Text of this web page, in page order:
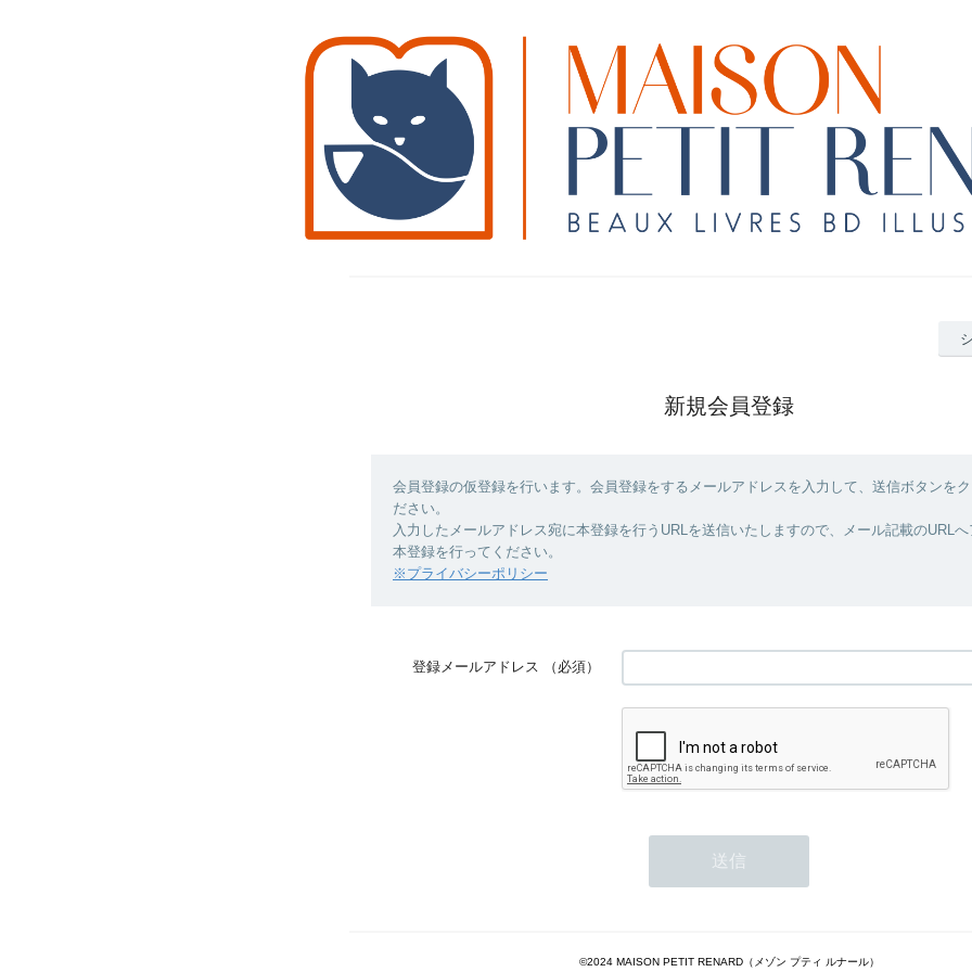
新規会員登録
会員登録の仮登録を行います。会員登録をするメールアドレスを入力して、送信ボタンをク
ださい。
入力したメールアドレス宛に本登録を行うURLを送信いたしますので、メール記載のURLへ
本登録を行ってください。
※プライバシーポリシー
登録メールアドレス （必須）
©2024 MAISON PETIT RENARD（メゾン プティ ルナール）